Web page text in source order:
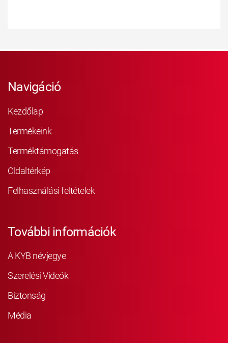
Navigáció
Kezdőlap
Termékeink
Terméktámogatás
Oldaltérkép
Felhasználási feltételek
További információk
A KYB névjegye
Szerelési Videók
Biztonság
Média